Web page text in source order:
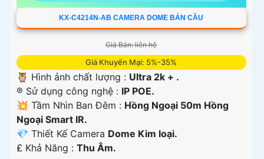
KX-C4214N-AB CAMERA DOME BÁN CẦU
Giá Bán: liên hệ
Giá Khuyến Mại: 5%-35%
🦉 Hình ảnh chất lượng : Ultra 2k + .
®️ Sử dụng công nghệ : IP POE.
💥 Tầm Nhìn Ban Đêm : Hồng Ngoại 50m Hồng
Ngoại Smart IR.
💎 Thiết Kế Camera Dome Kim loại.
️₤ Khả Năng : Thu Âm.